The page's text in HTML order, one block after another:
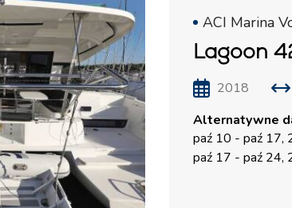
ACI Marina
Lagoon
2018
Alternatywne
paź 10 - paź 17,
paź 17 - paź 24,